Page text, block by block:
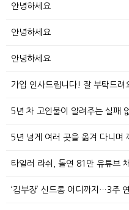
안녕하세요
안녕하세요
안녕하세요
가입 인사드립니다! 잘 부탁드려
5년 차 고인물이 알려주는 실패
5년 넘게 여러 곳을 옮겨 다니며
타일러 라쉬, 돌연 81만 유튜브
‘김부장’ 신드롬 어디까지…3주